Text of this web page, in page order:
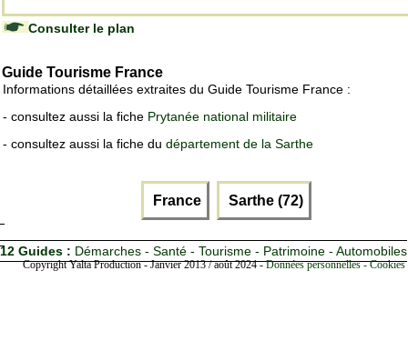
Consulter le plan
Guide Tourisme France
Informations détaillées extraites du Guide Tourisme France :
- consultez aussi la fiche Prytanée national militaire
- consultez aussi la fiche du département de la Sarthe
France Sarthe (72)
12 Guides : Démarches - Santé - Tourisme - Patrimoine - Automobiles
Copyright Yalta Production - Janvier 2013 / août 2024 -Données personnelles -